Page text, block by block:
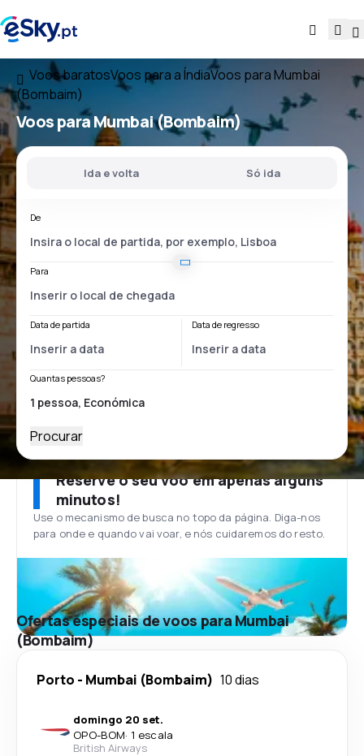
Voos baratosVoos para a ÍndiaVoos para Mumbai
(Bombaim)
Voos para Mumbai (Bombaim)
Ida e volta Só ida
De
Para
Data de partida Data de regresso
Quantas pessoas?
Procurar
Reserve o seu voo em apenas alguns
minutos!
Use o mecanismo de busca no topo da página. Diga-nos
para onde e quando vai voar, e nós cuidaremos do resto.
Ofertas especiais de voos para Mumbai
(Bombaim)
Porto - Mumbai (Bombaim) 10 dias
domingo 20 set.
OPO-BOM· 1 escala
British Airways